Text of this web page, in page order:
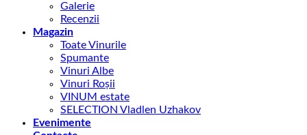
Galerie
Recenzii
Magazin
Toate Vinurile
Spumante
Vinuri Albe
Vinuri Roșii
VINUM estate
SELECTION Vladlen Uzhakov
Evenimente